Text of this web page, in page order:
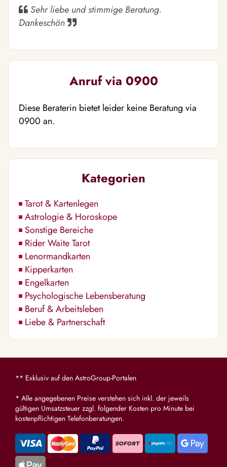
Sehr liebe und stimmige Beratung.
Dankeschön
Anruf via 0900
Diese Beraterin bietet leider keine Beratung via
0900 an.
Kategorien
Tarot & Kartenlegen
Astrologie & Horoskope
Sonstige Bereiche
Rider Waite Tarot
Lenormandkarten
Kipperkarten
Engelkarten
Psychologische Lebensberatung
Beruf & Arbeitsleben
Liebe & Partnerschaft
** Exklusiv auf den AstroGroup-Portalen
* Alle angegebenen Preise verstehen sich inkl. der jeweils
gültigen Umsatzsteuer zzgl. folgender Kosten pro Minute bei
kostenpflichtigen Telefonberatungen.